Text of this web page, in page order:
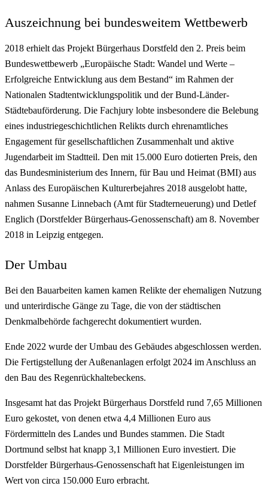
Auszeichnung bei bundesweitem Wettbewerb
2018 erhielt das Projekt Bürgerhaus Dorstfeld den 2. Preis beim
Bundeswettbewerb „Europäische Stadt: Wandel und Werte –
Erfolgreiche Entwicklung aus dem Bestand“ im Rahmen der
Nationalen Stadtentwicklungspolitik und der Bund-Länder-
Städtebauförderung. Die Fachjury lobte insbesondere die Belebung
eines industriegeschichtlichen Relikts durch ehrenamtliches
Engagement für gesellschaftlichen Zusammenhalt und aktive
Jugendarbeit im Stadtteil. Den mit 15.000 Euro dotierten Preis, den
das Bundesministerium des Innern, für Bau und Heimat (BMI) aus
Anlass des Europäischen Kulturerbejahres 2018 ausgelobt hatte,
nahmen Susanne Linnebach (Amt für Stadterneuerung) und Detlef
Englich (Dorstfelder Bürgerhaus-Genossenschaft) am 8. November
2018 in Leipzig entgegen.
Der Umbau
Bei den Bauarbeiten kamen kamen Relikte der ehemaligen Nutzung
und unterirdische Gänge zu Tage, die von der städtischen
Denkmalbehörde fachgerecht dokumentiert wurden.
Ende 2022 wurde der Umbau des Gebäudes abgeschlossen werden.
Die Fertigstellung der Außenanlagen erfolgt 2024 im Anschluss an
den Bau des Regenrückhaltebeckens.
Insgesamt hat das Projekt Bürgerhaus Dorstfeld rund 7,65 Millionen
Euro gekostet, von denen etwa 4,4 Millionen Euro aus
Fördermitteln des Landes und Bundes stammen. Die Stadt
Dortmund selbst hat knapp 3,1 Millionen Euro investiert. Die
Dorstfelder Bürgerhaus-Genossenschaft hat Eigenleistungen im
Wert von circa 150.000 Euro erbracht.